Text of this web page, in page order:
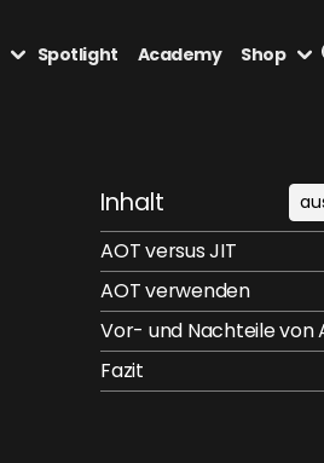
Abmelden
Spotlight Academy Shop
Inhalt
AOT versus JIT
AOT verwenden
Vor- und Nachteile von
Fazit